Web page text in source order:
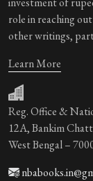
role in reaching
other writings,
Learn More
Reg. Office &
12A, Bankim
West Bengal –